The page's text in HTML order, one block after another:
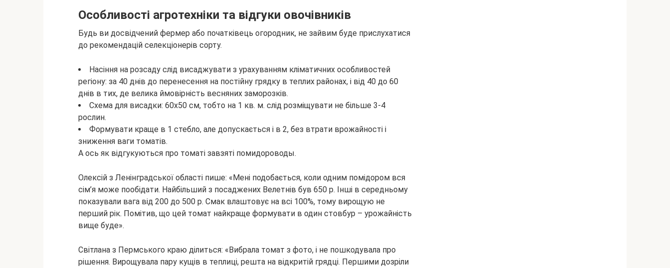
Особливості агротехніки та відгуки овочівників
Будь ви досвідчений фермер або початківець огородник, не зайвим буде прислухатися
до рекомендацій селекціонерів сорту.
Насіння на розсаду слід висаджувати з урахуванням кліматичних особливостей
регіону: за 40 днів до перенесення на постійну грядку в теплих районах, і від 40 до 60
днів в тих, де велика ймовірність весняних заморозків.
Схема для висадки: 60х50 см, тобто на 1 кв. м. слід розміщувати не більше 3-4
рослин.
Формувати краще в 1 стебло, але допускається і в 2, без втрати врожайності і
зниження ваги томатів.
А ось як відгукуються про томаті завзяті помидороводы.
Олексій з Ленінградської області пише: «Мені подобається, коли одним помідором вся
сім’я може пообідати. Найбільший з посаджених Велетнів був 650 р. Інші в середньому
показували вага від 200 до 500 р. Смак влаштовує на всі 100%, тому вирощую не
перший рік. Помітив, що цей томат найкраще формувати в один стовбур – урожайність
вище буде».
Світлана з Пермського краю ділиться: «Вибрала томат з фото, і не пошкодувала про
рішення. Вирощувала пару кущів в теплиці, решта на відкритій грядці. Першими дозріли